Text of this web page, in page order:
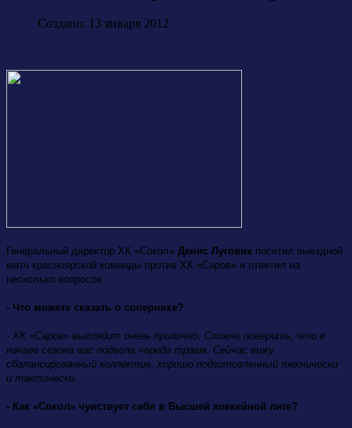
Создано: 13 января 2012
Генеральный директор ХК «Сокол» Денис Луговик посетил выездной
матч красноярской команды против ХК «Саров» и ответил на
несколько вопросов:
- Что можете сказать о сопернике?
- ХК «Саров» выглядит очень прилично. Сложно поверить, что в
начале сезона вас подвела череда травм. Сейчас вижу
сбалансированный коллектив, хорошо подготовленный технически
и тактически.
- Как «Сокол» чувствует себя в Высшей хоккейной лиге?